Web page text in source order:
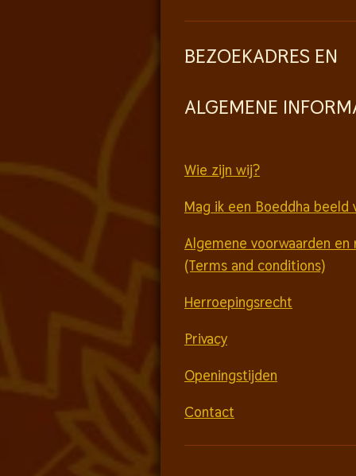
BEZOEKADRES EN
ALGEMENE
Wie zijn wij?
Mag ik een Boeddha
Algemene voorwaarden en
(Terms and conditions)
Herroepingsrecht
Privacy
Openingstijden
Contact